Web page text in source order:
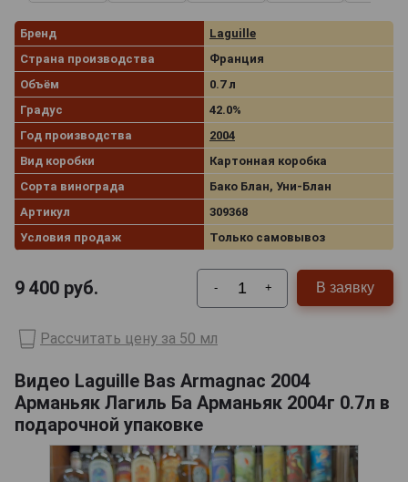
Бренд
Laguille
Страна производства
Франция
Объём
0.7 л
Градус
42.0%
Год производства
2004
Вид коробки
Картонная коробка
Сорта винограда
Бако Блан, Уни-Блан
Артикул
309368
Условия продаж
Только самовывоз
9 400 руб. - + В заявку
Рассчитать цену за 50 мл
Видео Laguille Bas Armagnac 2004
Арманьяк Лагиль Ба Арманьяк 2004г 0.7л в
подарочной упаковке